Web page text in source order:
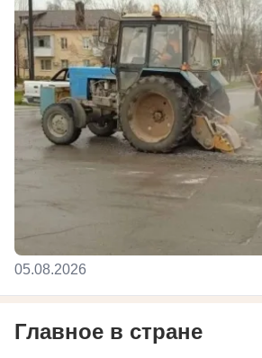
05.08.2026
Главное в стране